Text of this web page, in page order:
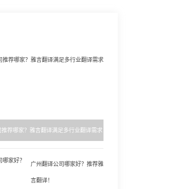
推荐哪家？雅言翻译满足多行业翻译需求
广州翻译公司哪家好？推荐雅
言翻译！